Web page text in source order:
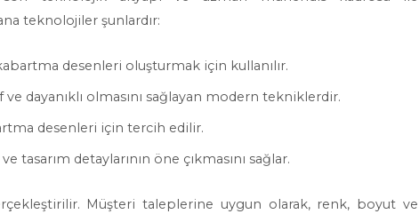
teknolojiler şunlardır:
desenleri oluşturmak için kullanılır.
dayanıklı olmasını sağlayan modern tekniklerdir.
desenleri için tercih edilir.
tasarım detaylarının öne çıkmasını sağlar.
Müşteri taleplerine uygun olarak, renk, boyut ve